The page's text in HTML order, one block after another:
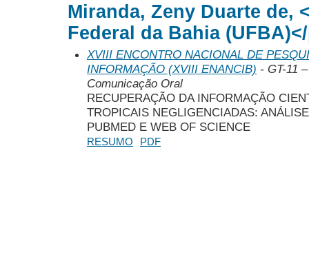
Miranda, Zeny Duarte de,
Federal da Bahia
XVIII ENCONTRO NACIONAL DE
INFORMAÇÃO (XVIII ENANCIB) - GT-11
Comunicação Oral
RECUPERAÇÃO DA INFORMAÇÃO
TROPICAIS NEGLIGENCIADAS:
PUBMED E WEB OF SCIENCE
RESUMO PDF